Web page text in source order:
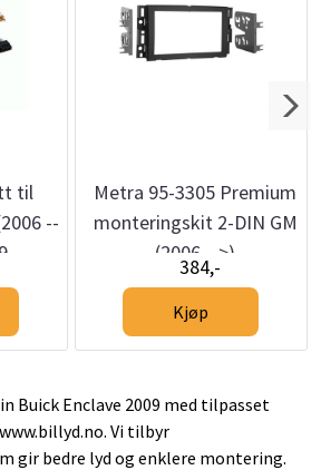
til
--
Metra 95-3305 Premium
monteringskit 2-DIN GM
(2006 -->)
384,-
Kjøp
Buick Enclave 2009 med tilpasset
Vi tilbyr
gir bedre lyd og enklere montering.